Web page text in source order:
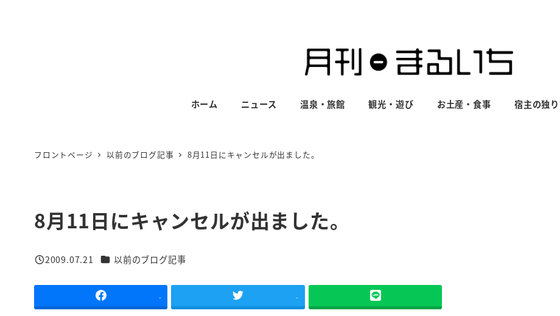
ホーム ニュース 温泉・旅館 観光・遊び お土産・食事 宿主の独
フロントページ 以前のブログ記事 8月11日にキャンセルが出ました。
8月11日にキャンセルが出ました。
投稿日
2009.07.21 カテゴリー
以前のブログ記事
- -